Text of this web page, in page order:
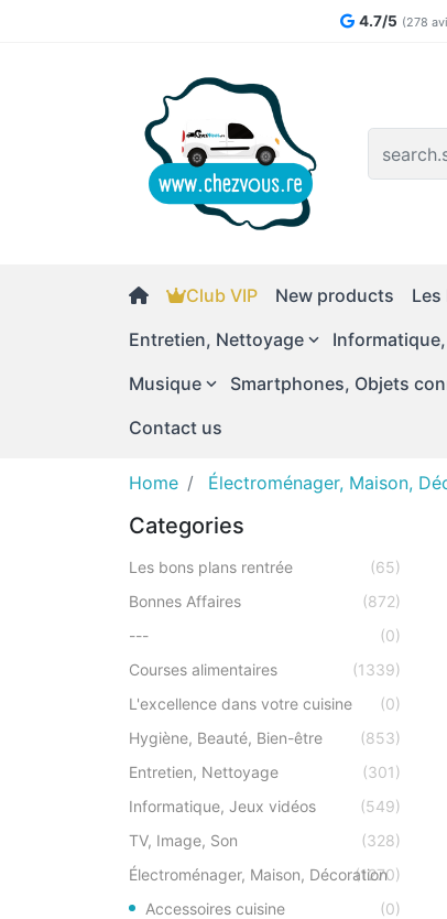
4.7/5 (278
Club VIP New products
Entretien, Nettoyage
Musique
Smartphones, Objets
Contact us
Home Électroménager, Maison,
Categories
Les bons plans rentrée
(65)
Bonnes Affaires
(872)
---
(0)
Courses alimentaires
(1339)
L'excellence dans votre cuisine
(0)
Hygiène, Beauté, Bien-être
(853)
Entretien, Nettoyage
(301)
Informatique, Jeux vidéos
(549)
TV, Image, Son
(328)
Électroménager, Maison, Décoration
(1270)
Accessoires cuisine
(0)